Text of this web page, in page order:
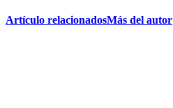
Artículo relacionadosMás del autor